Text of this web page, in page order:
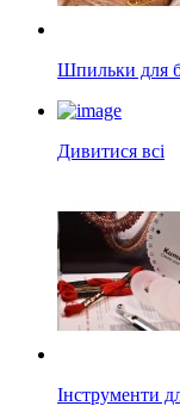
Шпильки для
Дивитися всі
Інструменти